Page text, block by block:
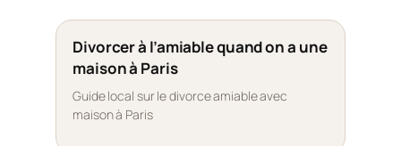
Divorcer à l’amiable quand on a une
maison à Paris
Guide local sur le divorce amiable avec
maison à Paris